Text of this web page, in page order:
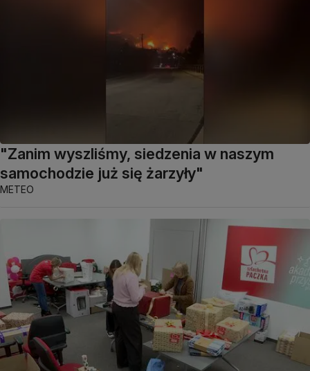
"Zanim wyszliśmy, siedzenia w naszym
samochodzie już się żarzyły"
METEO